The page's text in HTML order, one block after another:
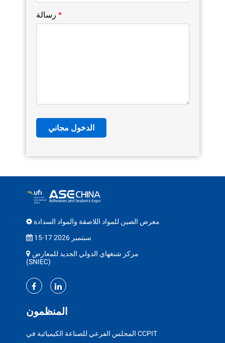
*
الدخول مجاني
معرض الصين للمواد اللاصقة والمواد السدادة
15-17 سبتمبر 2026
مركز شنغهاي الدولي الجديد للمعارض
(SNIEC)
المنظمون
المجلس الفرعي للصناعة الكيميائية في CCPIT